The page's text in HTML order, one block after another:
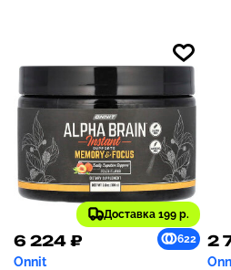
Доставка 199 р.
6 224 ₽ 622
Onnit
2